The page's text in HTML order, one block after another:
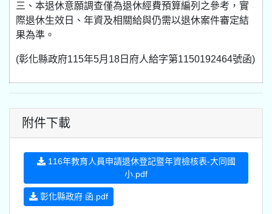
三、本退休意願調查僅為退休經費預算編列之參考，實
際退休生效日、年資及相關給與仍需以退休案件審定結
果為準。
(彰化縣政府115年5月18日府人給字第1150192464號函)
附件下載
116年教育人員申請退休登記暨年資檢核表-大同國
小.pdf
彰化縣政府 函.pdf